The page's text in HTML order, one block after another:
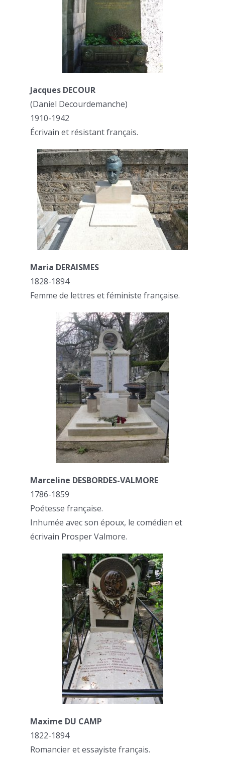
Jacques DECOUR
(Daniel Decourdemanche)
1910-1942
Écrivain et résistant français.
Maria DERAISMES
1828-1894
Femme de lettres et féministe française.
Marceline DESBORDES-VALMORE
1786-1859
Poétesse française.
Inhumée avec son époux, le comédien et
écrivain Prosper Valmore.
Maxime DU CAMP
1822-1894
Romancier et essayiste français.